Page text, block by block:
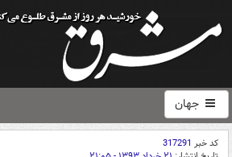
جهان
کد خبر 317291